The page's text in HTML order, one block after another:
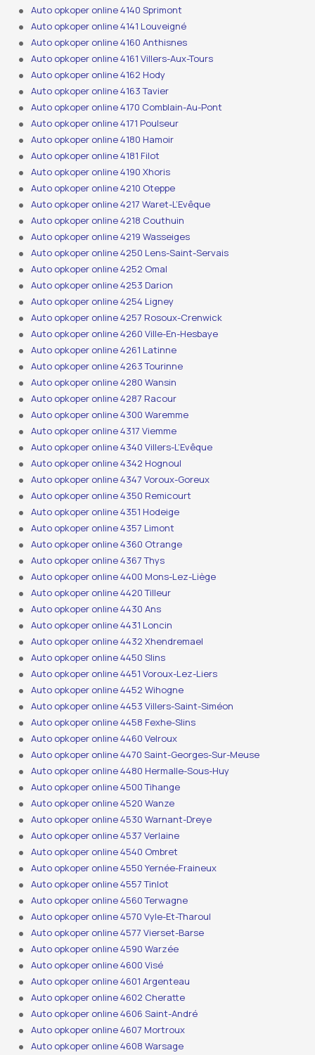
Auto opkoper online 4140 Sprimont
Auto opkoper online 4141 Louveigné
Auto opkoper online 4160 Anthisnes
Auto opkoper online 4161 Villers-Aux-Tours
Auto opkoper online 4162 Hody
Auto opkoper online 4163 Tavier
Auto opkoper online 4170 Comblain-Au-Pont
Auto opkoper online 4171 Poulseur
Auto opkoper online 4180 Hamoir
Auto opkoper online 4181 Filot
Auto opkoper online 4190 Xhoris
Auto opkoper online 4210 Oteppe
Auto opkoper online 4217 Waret-L’Evêque
Auto opkoper online 4218 Couthuin
Auto opkoper online 4219 Wasseiges
Auto opkoper online 4250 Lens-Saint-Servais
Auto opkoper online 4252 Omal
Auto opkoper online 4253 Darion
Auto opkoper online 4254 Ligney
Auto opkoper online 4257 Rosoux-Crenwick
Auto opkoper online 4260 Ville-En-Hesbaye
Auto opkoper online 4261 Latinne
Auto opkoper online 4263 Tourinne
Auto opkoper online 4280 Wansin
Auto opkoper online 4287 Racour
Auto opkoper online 4300 Waremme
Auto opkoper online 4317 Viemme
Auto opkoper online 4340 Villers-L’Evêque
Auto opkoper online 4342 Hognoul
Auto opkoper online 4347 Voroux-Goreux
Auto opkoper online 4350 Remicourt
Auto opkoper online 4351 Hodeige
Auto opkoper online 4357 Limont
Auto opkoper online 4360 Otrange
Auto opkoper online 4367 Thys
Auto opkoper online 4400 Mons-Lez-Liège
Auto opkoper online 4420 Tilleur
Auto opkoper online 4430 Ans
Auto opkoper online 4431 Loncin
Auto opkoper online 4432 Xhendremael
Auto opkoper online 4450 Slins
Auto opkoper online 4451 Voroux-Lez-Liers
Auto opkoper online 4452 Wihogne
Auto opkoper online 4453 Villers-Saint-Siméon
Auto opkoper online 4458 Fexhe-Slins
Auto opkoper online 4460 Velroux
Auto opkoper online 4470 Saint-Georges-Sur-Meuse
Auto opkoper online 4480 Hermalle-Sous-Huy
Auto opkoper online 4500 Tihange
Auto opkoper online 4520 Wanze
Auto opkoper online 4530 Warnant-Dreye
Auto opkoper online 4537 Verlaine
Auto opkoper online 4540 Ombret
Auto opkoper online 4550 Yernée-Fraineux
Auto opkoper online 4557 Tinlot
Auto opkoper online 4560 Terwagne
Auto opkoper online 4570 Vyle-Et-Tharoul
Auto opkoper online 4577 Vierset-Barse
Auto opkoper online 4590 Warzée
Auto opkoper online 4600 Visé
Auto opkoper online 4601 Argenteau
Auto opkoper online 4602 Cheratte
Auto opkoper online 4606 Saint-André
Auto opkoper online 4607 Mortroux
Auto opkoper online 4608 Warsage